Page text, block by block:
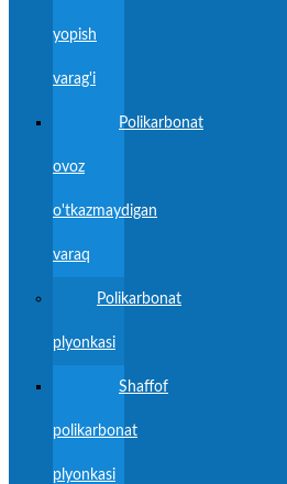
yopish
varag'i
Polikarbonat
ovoz
o'tkazmaydigan
varaq
Polikarbonat
plyonkasi
Shaffof
polikarbonat
plyonkasi